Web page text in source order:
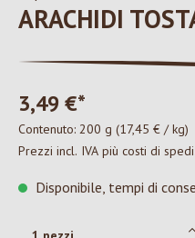
ARACHIDI
3,49 €*
Contenuto: 200 g (17,45 € / kg)
Prezzi incl. IVA più costi di
Disponibile, tempi di